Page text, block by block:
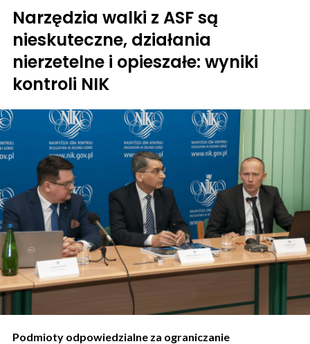
Narzędzia walki z ASF są
nieskuteczne, działania
nierzetelne i opieszałe: wyniki
kontroli NIK
Podmioty odpowiedzialne za ograniczanie